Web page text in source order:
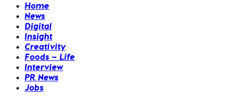
Home
News
Digital
Insight
Creativity
Foods – Life
Interview
PR News
Jobs